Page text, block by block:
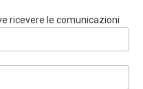
ricevere le comunicazioni